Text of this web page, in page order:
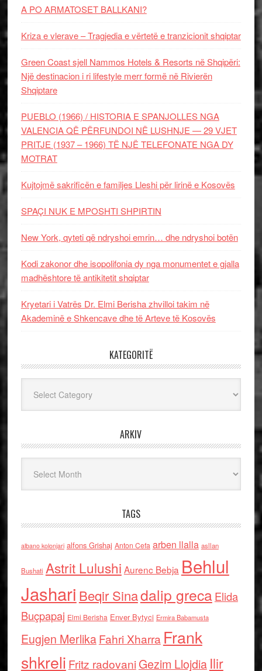
A PO ARMATOSET BALLKANI?
Kriza e vlerave – Tragjedia e vërtetë e tranzicionit shqiptar
Green Coast sjell Nammos Hotels & Resorts në Shqipëri:
Një destinacion i ri lifestyle merr formë në Rivierën
Shqiptare
PUEBLO (1966) / HISTORIA E SPANJOLLES NGA
VALENCIA QË PËRFUNDOI NË LUSHNJE — 29 VJET
PRITJE (1937 – 1966) TË NJË TELEFONATE NGA DY
MOTRAT
Kujtojmë sakrificën e familjes Lleshi për lirinë e Kosovës
SPAÇI NUK E MPOSHTI SHPIRTIN
New York, qyteti që ndryshoi emrin… dhe ndryshoi botën
Kodi zakonor dhe isopolifonia dy nga monumentet e gjalla
madhështore të antikitetit shqiptar
Kryetari i Vatrës Dr. Elmi Berisha zhvilloi takim në
Akademinë e Shkencave dhe të Arteve të Kosovës
KATEGORITË
ARKIV
TAGS
albano kolonjari alfons Grishaj Anton Cefa arben llalla asllan
Bushati Astrit Lulushi Aurenc Bebja Behlul
Jashari Beqir Sinadalip grecaElida
Buçpapaj Elmi Berisha Enver Bytyci Ermira Babamusta
Eugjen MerlikaFahri Xharra Frank
shkreli Fritz radovaniGezim Llojdia Ilir